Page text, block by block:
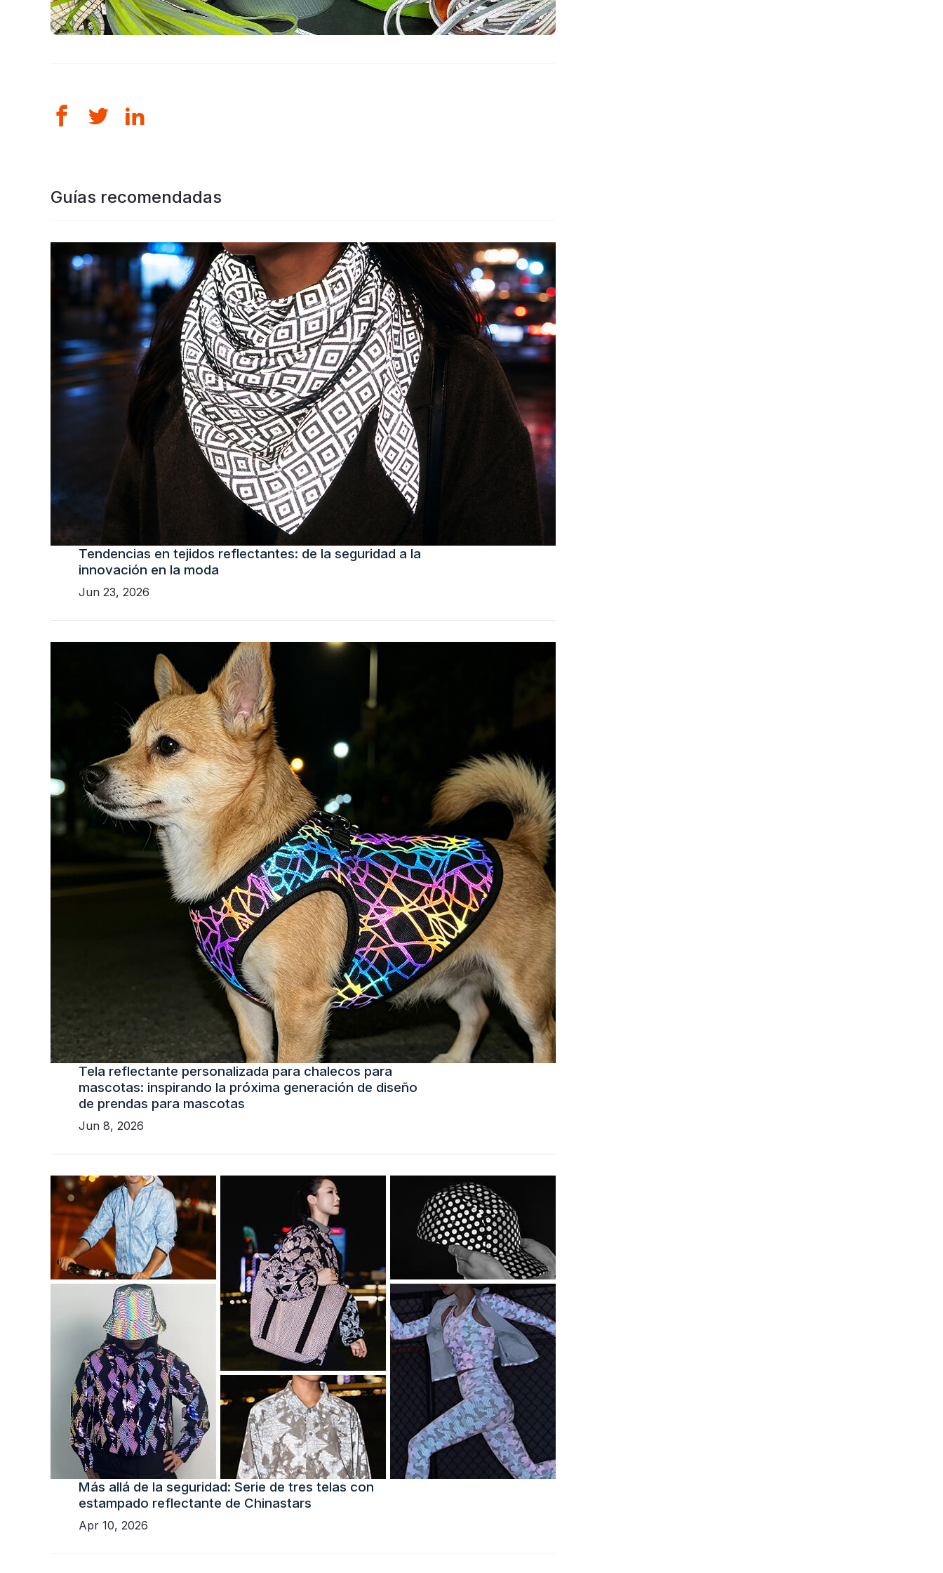
Guías recomendadas
Tendencias en tejidos reflectantes: de la seguridad a la
innovación en la moda
Jun 23, 2026
Tela reflectante personalizada para chalecos para
mascotas: inspirando la próxima generación de diseño
de prendas para mascotas
Jun 8, 2026
Más allá de la seguridad: Serie de tres telas con
estampado reflectante de Chinastars
Apr 10, 2026